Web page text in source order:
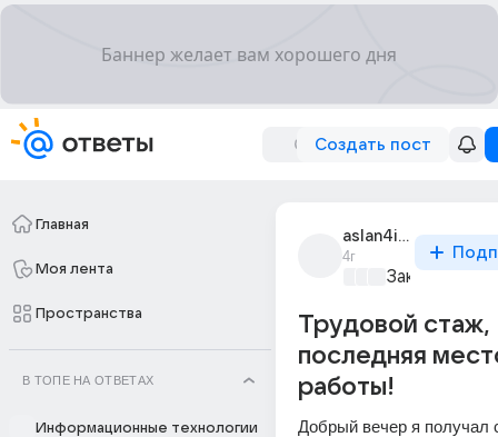
Создать пост
Главная
Моя лента
Пространства
В ТОПЕ НА ОТВЕТАХ
Информационные технологии
aslan4ik_2
4г
Закон и
Трудовой стаж,
последняя
работы!
Добрый вечер я получал